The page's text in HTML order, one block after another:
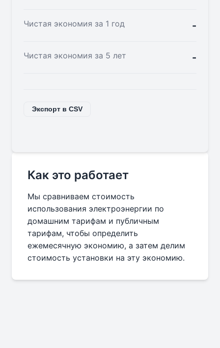
Чистая экономия за 1 год -
Чистая экономия за 5 лет -
Экспорт в CSV
Как это работает
Мы сравниваем стоимость
использования электроэнергии по
домашним тарифам и публичным
тарифам, чтобы определить
ежемесячную экономию, а затем делим
стоимость установки на эту экономию.